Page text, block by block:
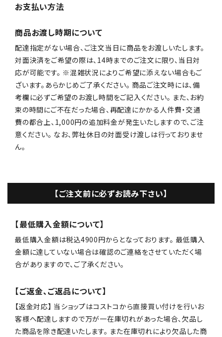
お支払い方法
商品お渡し時期について
配達指定がない場合、ご注文当日に商品をお渡しいたします。
対面決済をご希望の際は、14時までのご注文に限り、当日対
応が可能です。 ※混雑状況によりご希望に添えない場合もご
ざいます。あらかじめご了承ください。 商品ご注文時には、備
考欄に必ずご希望のお渡し時間をご記入ください。 また、お約
束の時間にご不在だった場合、再配達にかかる人件費・交通
費の都合上、1,000円の追加料金が発生いたしますので、ご注
意ください。 なお、弊社休日の対面受け渡しは行っておりませ
ん。
【ご注文前に必ずお読み下さい】
【最低購入金額について】
最低購入金額は税込4900円からとなっております。 最低購入
金額に達していない場合は確認のご連絡をさせていただく場
合がありますので、ご了承ください。
【ご返金、ご返品について】
【返金対応】 当ショップはコストコから直接買い付けを行いお
客様へ配達しますので万が一在庫切れがあった場合、欠品し
た商品を除き配達いたします。 また在庫切れにより欠品した商